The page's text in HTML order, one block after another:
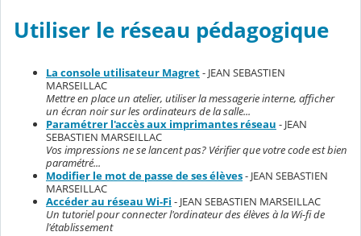
Utiliser le réseau pédagogique
La console utilisateur Magret- JEAN SEBASTIEN
MARSEILLAC
Mettre en place un atelier, utiliser la messagerie interne, afficher
un écran noir sur les ordinateurs de la salle...
Paramétrer l'accès aux imprimantes réseau - JEAN
SEBASTIEN MARSEILLAC
Vos impressions ne se lancent pas? Vérifier que votre code est bien
paramétré...
Modifier le mot de passe de ses élèves- JEAN SEBASTIEN
MARSEILLAC
Accéder au réseau Wi-Fi - JEAN SEBASTIEN MARSEILLAC
Un tutoriel pour connecter l'ordinateur des élèves à la Wi-fi de
l'établissement